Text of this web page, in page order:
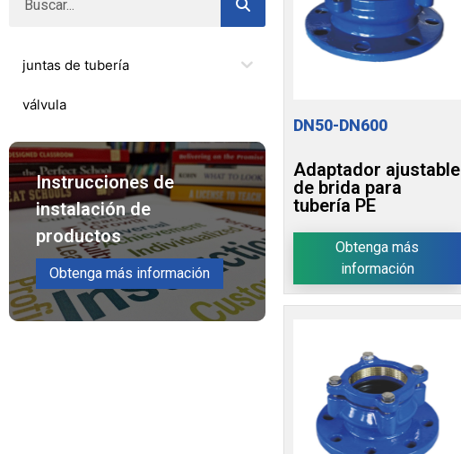
juntas de tubería
válvula
Instrucciones de
instalación de
productos
Obtenga más información
DN50-DN600
Adaptador ajustable
de brida para
tubería PE
Obtenga más
información